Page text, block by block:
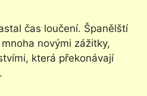
čas loučení. Španělští
novými zážitky,
která překonávají